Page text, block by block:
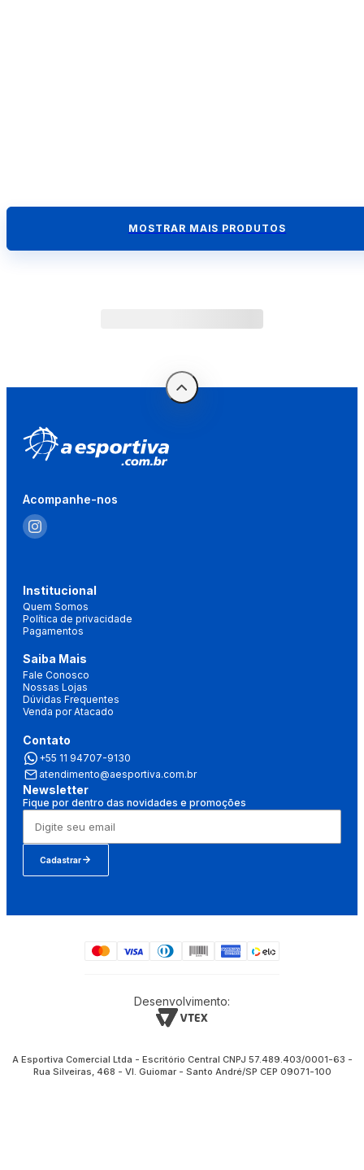
MOSTRAR MAIS PRODUTOS
Acompanhe-nos
Institucional
Quem Somos
Política de privacidade
Pagamentos
Saiba Mais
Fale Conosco
Nossas Lojas
Dúvidas Frequentes
Venda por Atacado
Contato
+55 11 94707-9130
atendimento@aesportiva.com.br
Newsletter
Fique por dentro das novidades e promoções
Cadastrar
Desenvolvimento:
A Esportiva Comercial Ltda - Escritório Central CNPJ 57.489.403/0001-63 -
Rua Silveiras, 468 - Vl. Guiomar - Santo André/SP CEP 09071-100